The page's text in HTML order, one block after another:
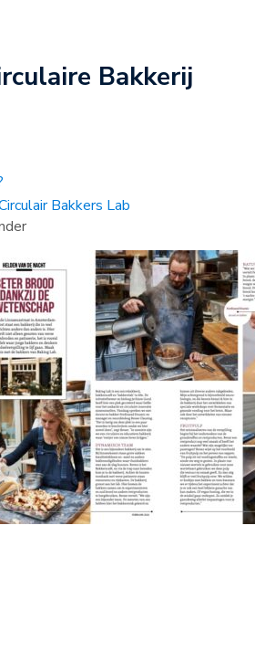
Bakkerij
Bakkers Lab